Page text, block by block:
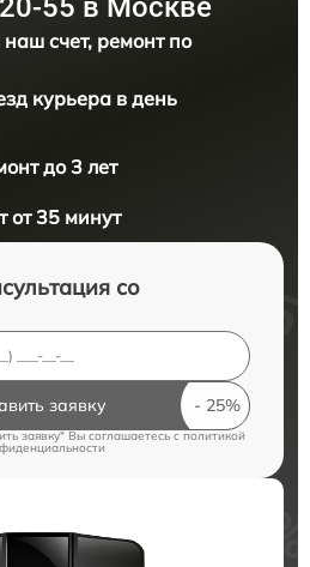
55 в Москве
счет, ремонт по
курьера в день
до 3 лет
от 35 минут
со
заявку
заявку" Вы соглашаетесь cполитикой